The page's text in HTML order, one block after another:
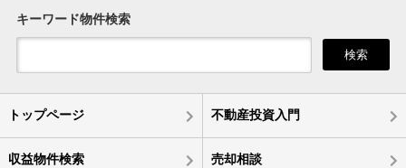
キーワード物件検索
検索
トップページ 不動産投資入門
収益物件検索 売却相談